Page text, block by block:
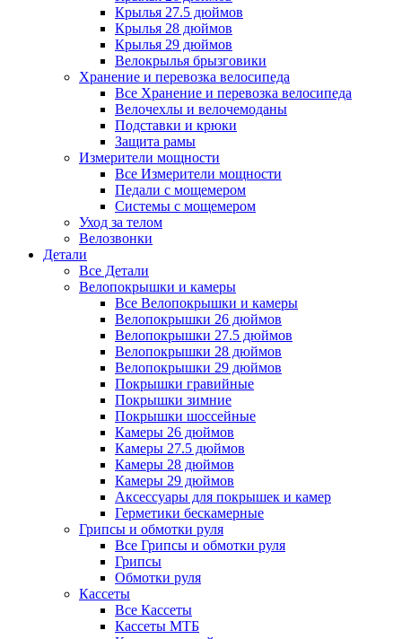
Крылья 27.5 дюймов
Крылья 28 дюймов
Крылья 29 дюймов
Велокрылья брызговики
Хранение и перевозка велосипеда
Все Хранение и перевозка велосипеда
Велочехлы и велочемоданы
Подставки и крюки
Защита рамы
Измерители мощности
Все Измерители мощности
Педали с мощемером
Системы с мощемером
Уход за телом
Велозвонки
Детали
Все Детали
Велопокрышки и камеры
Все Велопокрышки и камеры
Велопокрышки 26 дюймов
Велопокрышки 27.5 дюймов
Велопокрышки 28 дюймов
Велопокрышки 29 дюймов
Покрышки гравийные
Покрышки зимние
Покрышки шоссейные
Камеры 26 дюймов
Камеры 27.5 дюймов
Камеры 28 дюймов
Камеры 29 дюймов
Аксессуары для покрышек и камер
Герметики бескамерные
Грипсы и обмотки руля
Все Грипсы и обмотки руля
Грипсы
Обмотки руля
Кассеты
Все Кассеты
Кассеты МТБ